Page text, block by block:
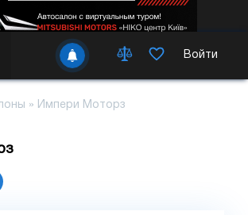
Войти
» Импери Моторз